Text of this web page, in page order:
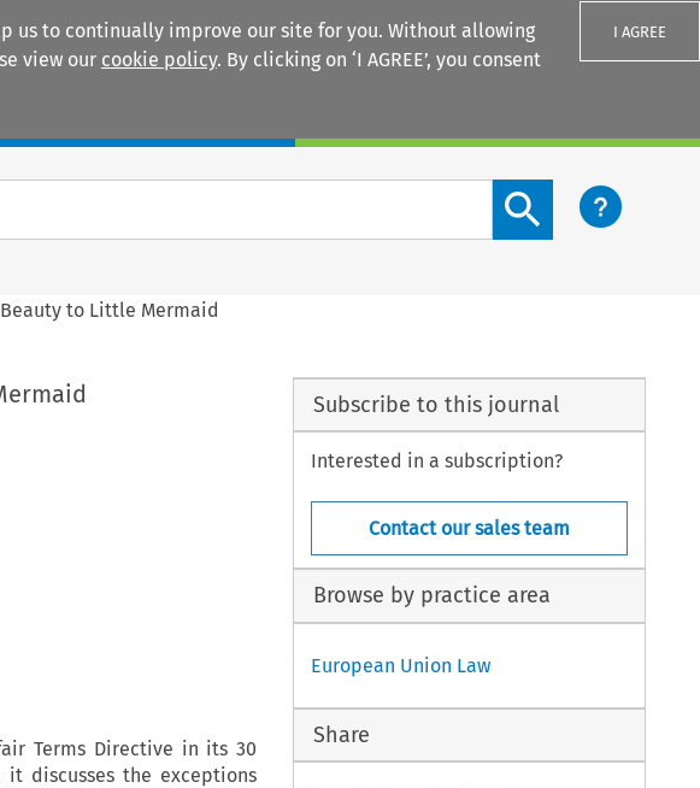
us to continually improve our site for you. Without allowing
view our cookie policy. By clicking on ‘I AGREE’, you consent
I AGREE
Search content button
to Little Mermaid
Terms Directive in its 30
it discusses the exceptions
Subscribe to this journal
Interested in a subscription?
Contact our sales team
Browse by practice area
European Union Law
Share